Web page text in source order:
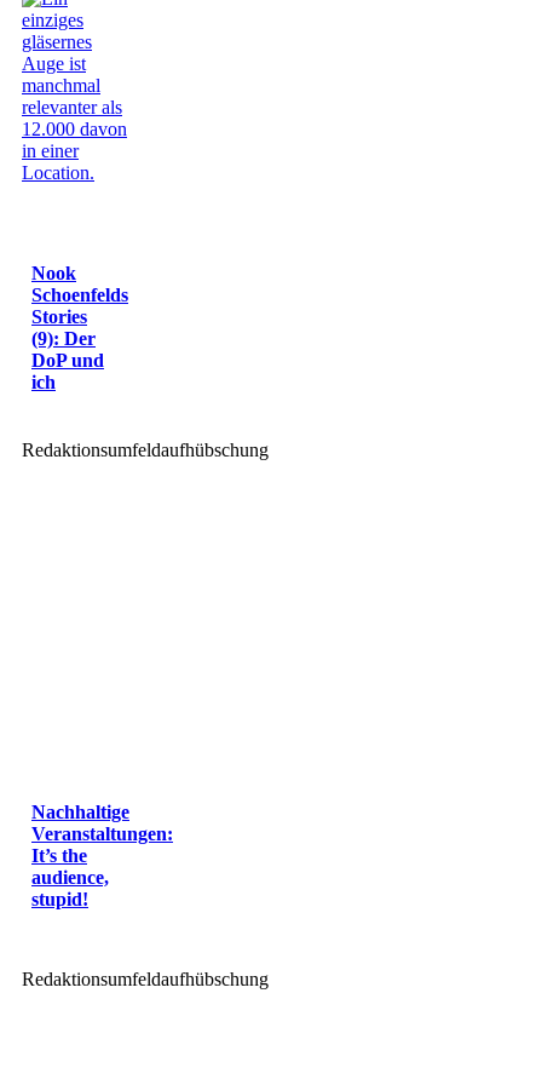
Nook
Schoenfelds
Stories
(9): Der
DoP und
ich
Redaktionsumfeldaufhübschung
Nachhaltige
Veranstaltungen:
It’s the
audience,
stupid!
Redaktionsumfeldaufhübschung